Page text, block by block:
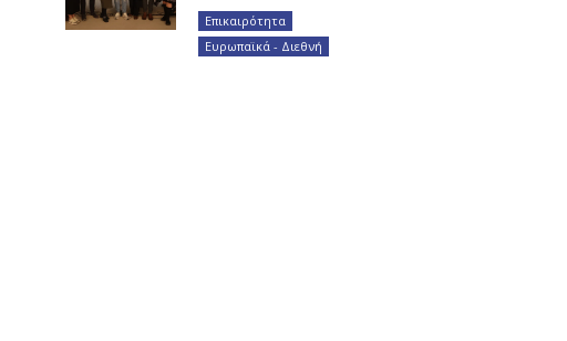
Επικαιρότητα
Ευρωπαϊκά - Διεθνή